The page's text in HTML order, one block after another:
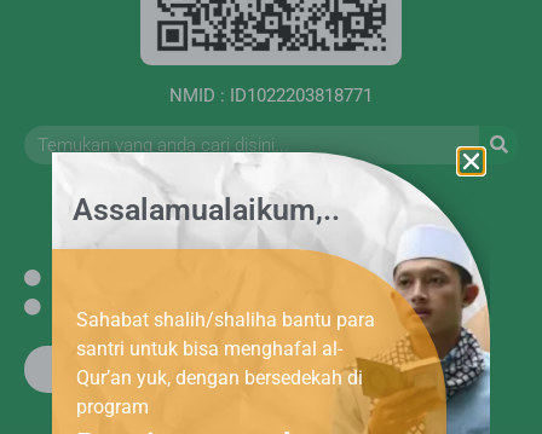
NMID : ID1022203818771
Syarat dan ketentuan
Satu Amal Berjuta Kebikan
Assalamualaikum,..
Sahabat shalih/shaliha bantu para
santri untuk bisa menghafal al-
Qur’an yuk, dengan bersedekah di
program